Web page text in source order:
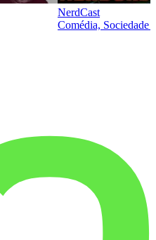
NerdCast
Comédia, Sociedade